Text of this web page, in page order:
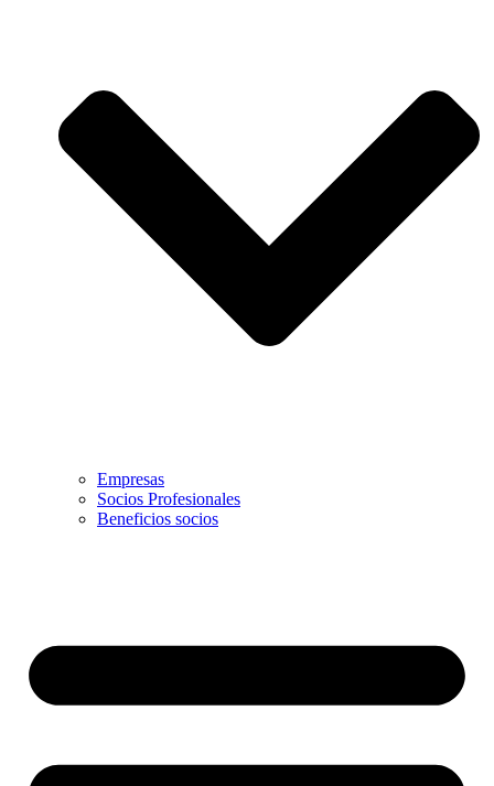
Empresas
Socios Profesionales
Beneficios socios